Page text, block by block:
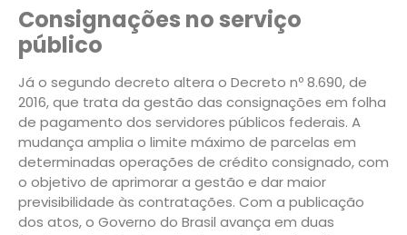
Consignações no serviço
público
Já o segundo decreto altera o Decreto nº 8.690, de
2016, que trata da gestão das consignações em folha
de pagamento dos servidores públicos federais. A
mudança amplia o limite máximo de parcelas em
determinadas operações de crédito consignado, com
o objetivo de aprimorar a gestão e dar maior
previsibilidade às contratações. Com a publicação
dos atos, o Governo do Brasil avança em duas